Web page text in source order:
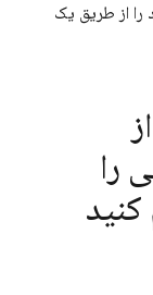
را از طریق یک
را
کنید